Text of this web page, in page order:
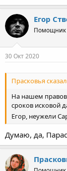
Егор
Помощник
30 Окт 2020
Прасковья
На нашем
сроков исковой
Егор, неужели
Думаю, да,